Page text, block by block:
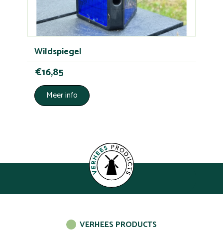
Wildspiegel
€16,85
Meer info
VERHEES PRODUCTS